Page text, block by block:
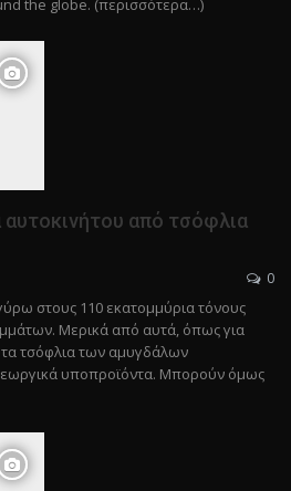
the globe. (περισσότερα…)
από τσόφλια
0
στους 110 εκατομμύρια τόνους
Μερικά από αυτά, όπως για
τσόφλια των αμυγδάλων
υποπροϊόντα. Μπορούν όμως